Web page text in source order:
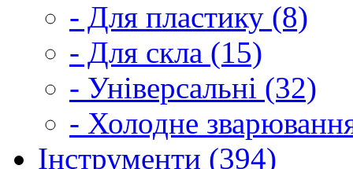
- Для пластику (8)
- Для скла (15)
- Універсальні (32)
- Холодне
Інструменти (394)